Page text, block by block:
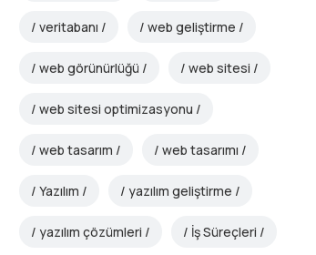
veritabanı web geliştirme
web görünürlüğü web sitesi
web sitesi optimizasyonu
web tasarım web tasarımı
Yazılım yazılım geliştirme
yazılım çözümleri İş Süreçleri